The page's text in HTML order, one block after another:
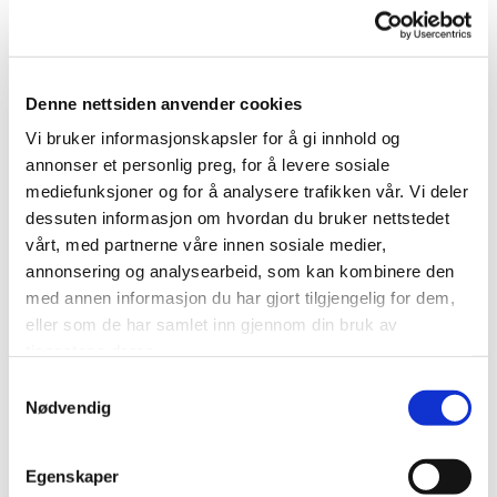
Denne nettsiden anvender cookies
Vi bruker informasjonskapsler for å gi innhold og
annonser et personlig preg, for å levere sosiale
mediefunksjoner og for å analysere trafikken vår. Vi deler
dessuten informasjon om hvordan du bruker nettstedet
vårt, med partnerne våre innen sosiale medier,
annonsering og analysearbeid, som kan kombinere den
med annen informasjon du har gjort tilgjengelig for dem,
eller som de har samlet inn gjennom din bruk av
Nødvendig
Egenskaper
Unngå å la matrester ligge fremme.
Sørge for god hygiene, spesielt på kjøkkenet.
Tette eventuelle åpninger i vinduer og dører.
Oppsummert
Blå spyflue er en vanlig flue med en karakteristisk metallisk blå
farge.
til resirkulering av næringsstoffer. Voksne fluer kan også
I tillegg har blå spyflue en viktig plass i rettsmedisinsk